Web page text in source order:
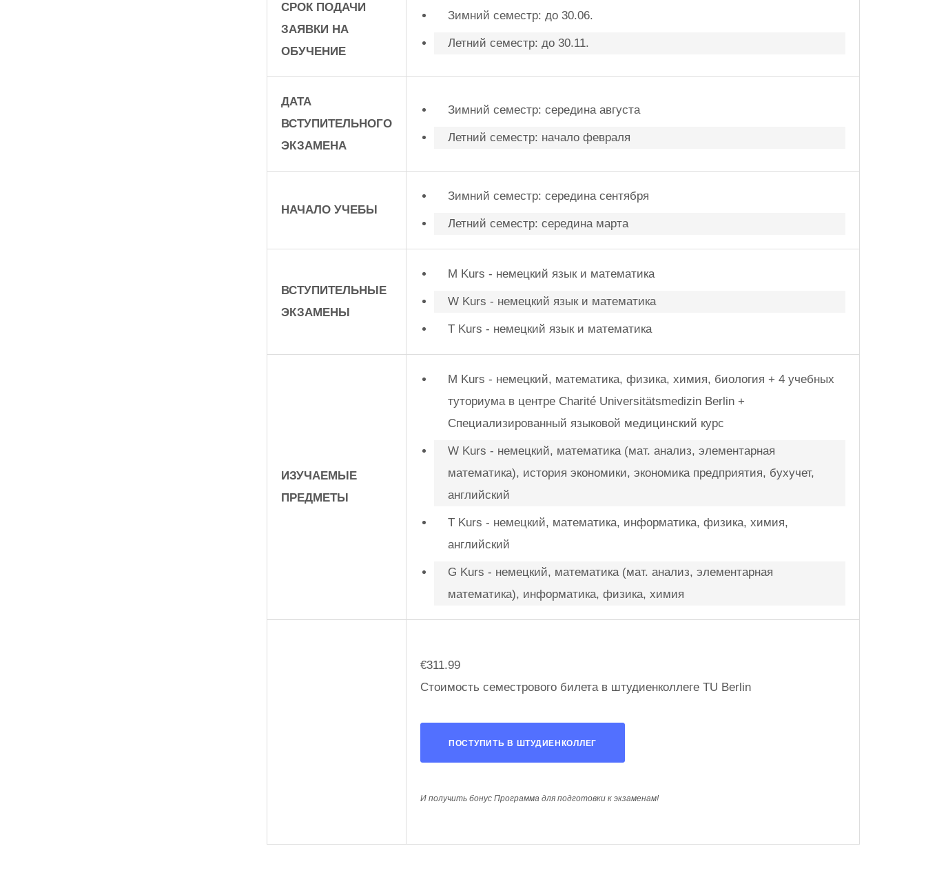
СРОК ПОДАЧИ
ЗАЯВКИ НА
ОБУЧЕНИЕ
Зимний семестр: до 30.06.
Летний семестр: до 30.11.
ДАТА
ВСТУПИТЕЛЬНОГО
ЭКЗАМЕНА
Зимний семестр: середина августа
Летний семестр: начало февраля
НАЧАЛО УЧЕБЫ
Зимний семестр: середина сентября
Летний семестр: середина марта
ВСТУПИТЕЛЬНЫЕ
ЭКЗАМЕНЫ
M Kurs - немецкий язык и математика
W Kurs - немецкий язык и математика
T Kurs - немецкий язык и математика
ИЗУЧАЕМЫЕ
ПРЕДМЕТЫ
M Kurs - немецкий, математика, физика, химия, биология + 4 учебных
туториума в центре Charité Universitätsmedizin Berlin +
Специализированный языковой медицинский курс
W Kurs - немецкий, математика (мат. анализ, элементарная
математика), история экономики, экономика предприятия, бухучет,
английский
T Kurs - немецкий, математика, информатика, физика, химия,
английский
G Kurs - немецкий, математика (мат. анализ, элементарная
математика), информатика, физика, химия
€311.99
Стоимость семестрового билета в штудиeнколлегe TU Berlin
ПОСТУПИТЬ В ШТУДИЕНКОЛЛЕГ
И получить бонус Программа для подготовки к экзаменам!